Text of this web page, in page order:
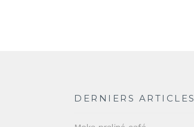
DERNIERS ARTICLES